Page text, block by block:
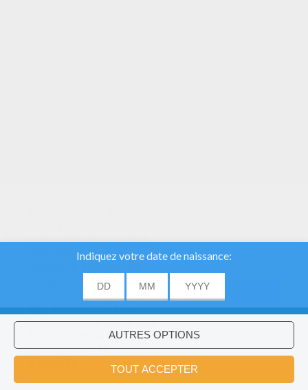
notre trafic et donner à
nos utilisateurs la
meilleure expérience
utilisateur. Nous
fournissons également
des informations sur
l'utilisation de notre site
à nos partenaires
publicitaires et
Voulez-vous installer l'application
Hellokids?
OK
×